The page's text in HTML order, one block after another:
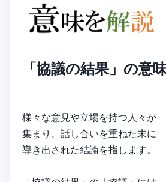
「協議の結果」の意
様々な意見や立場を持つ人々が
集まり、話し合いを重ねた末に
導き出された結論を指します。